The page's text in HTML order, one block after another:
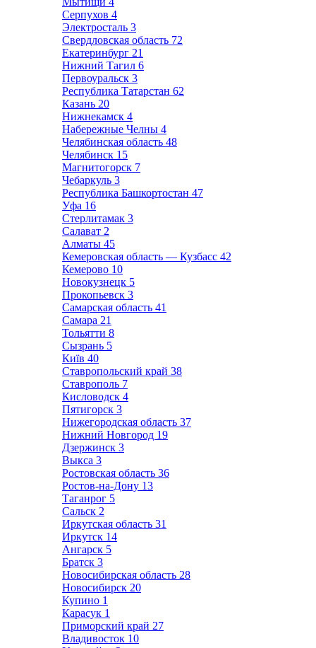
Серпухов 4
Электросталь 3
Свердловская область 72
Екатеринбург 21
Нижний Тагил 6
Первоуральск 3
Республика Татарстан 62
Казань 20
Нижнекамск 4
Набережные Челны 4
Челябинская область 48
Челябинск 15
Магнитогорск 7
Чебаркуль 3
Республика Башкортостан 47
Уфа 16
Стерлитамак 3
Салават 2
Алматы 45
Кемеровская область — Кузбасс 42
Кемерово 10
Новокузнецк 5
Прокопьевск 3
Самарская область 41
Самара 21
Тольятти 8
Сызрань 5
Київ 40
Ставропольский край 38
Ставрополь 7
Кисловодск 4
Пятигорск 3
Нижегородская область 37
Нижний Новгород 19
Дзержинск 3
Выкса 3
Ростовская область 36
Ростов-на-Дону 13
Таганрог 5
Сальск 2
Иркутская область 31
Иркутск 14
Ангарск 5
Братск 3
Новосибирская область 28
Новосибирск 20
Купино 1
Карасук 1
Приморский край 27
Владивосток 10